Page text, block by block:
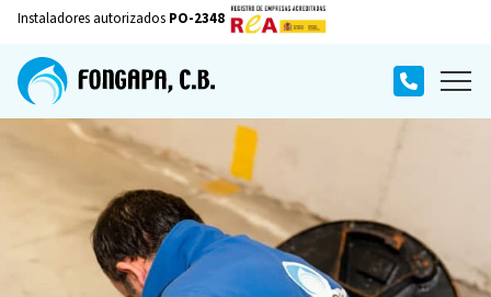
Instaladores autorizados PO-2348